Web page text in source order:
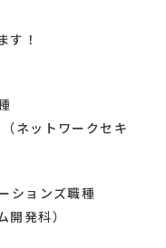
す！
ネットワークセキ
ションズ職種
発科）